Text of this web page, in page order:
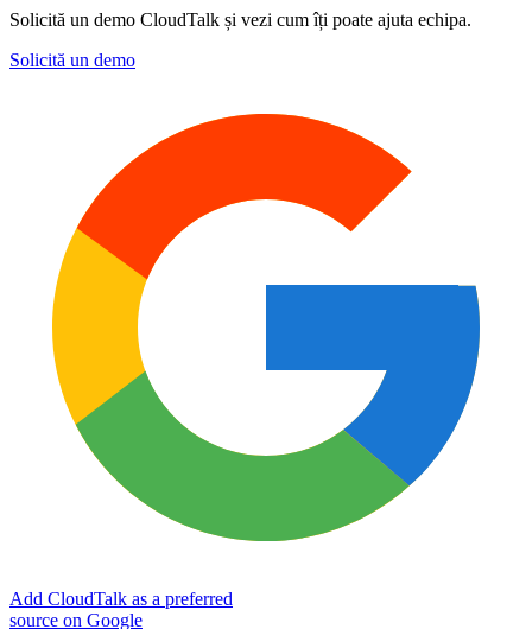
Solicită un demo CloudTalk și vezi cum îți poate ajuta echipa.
Solicită un demo
Add CloudTalk as a preferred
source on Google